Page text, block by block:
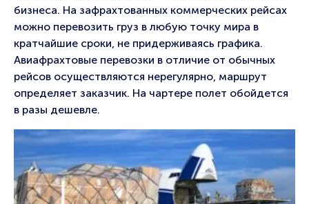
бизнеса. На зафрахтованных коммерческих рейсах
можно перевозить груз в любую точку мира в
кратчайшие сроки, не придерживаясь графика.
Авиафрахтовые перевозки в отличие от обычных
рейсов осуществляются нерегулярно, маршрут
определяет заказчик. На чартере полет обойдется
в разы дешевле.